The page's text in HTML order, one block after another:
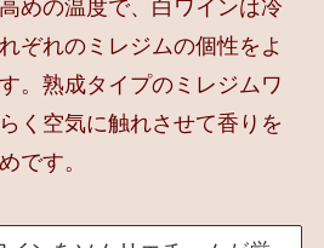
めの温度で、白ワインは冷
ぞれのミレジムの個性をよ
。熟成タイプのミレジムワ
く空気に触れさせて香りを
です。